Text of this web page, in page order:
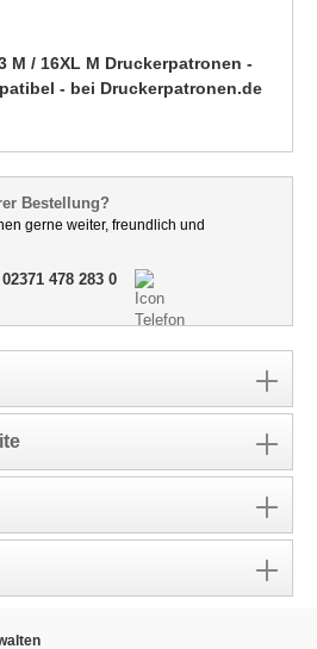
M / 16XL M Druckerpatronen -
- bei Druckerpatronen.de
Bestellung?
gerne weiter, freundlich und
02371 478 283 0